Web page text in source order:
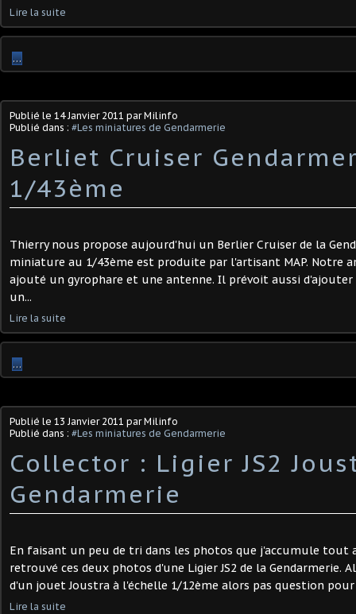
Lire la suite
…
Publié le 14 Janvier 2011 par Milinfo
Publié dans : #Les miniatures de Gendarmerie
Berliet Cruiser
1/43ème
Thierry nous propose aujourd'hui un Berlier Cruiser de la
miniature au 1/43ème est produite par l'artisant MAP. Notre
ajouté un gyrophare et une antenne. Il prévoit aussi
un...
Lire la suite
…
Publié le 13 Janvier 2011 par Milinfo
Publié dans : #Les miniatures de Gendarmerie
Collector : Ligier JS2
Gendarmerie
En faisant un peu de tri dans les photos que j'accumule tout
retrouvé ces deux photos d'une Ligier JS2 de la Gendarmerie.
d'un jouet Joustra à l'échelle 1/12ème alors pas question pour
Lire la suite